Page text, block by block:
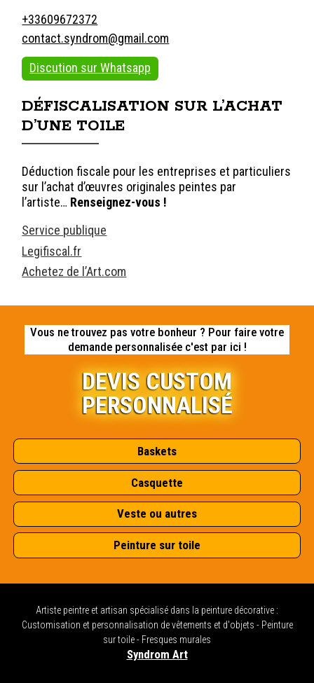
+33609672372
contact.syndrom@gmail.com
Discution sur Whatsapp
DÉFISCALISATION SUR L’ACHAT
D’UNE TOILE
Déduction fiscale pour les entreprises et particuliers
sur l’achat d’œuvres originales peintes par
l’artiste… Renseignez-vous !
Service publique
Legifiscal.fr
Achetez de l’Art.com
Vous ne trouvez pas votre bonheur ? Pour faire votre
demande personnalisée c'est par ici !
DEVIS CUSTOM
PERSONNALISÉ
Baskets
Casquette
Veste ou autres
Peinture sur toile
Artiste peintre et artisan spécialisé dans la peinture décorative :
Customisation et personnalisation de vêtements et d'objets - Peinture
sur toile - Fresques murales
Syndrom Art